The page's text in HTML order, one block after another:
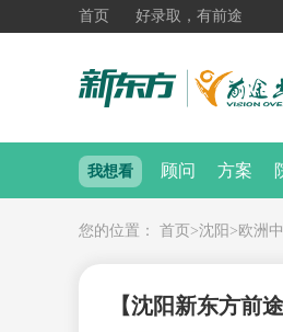
首页 好录取，有前途
我想看 顾问 方案
您的位置： 首页 >沈阳 > 欧洲
【沈阳新东方前